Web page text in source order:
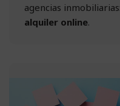
agencias inmobiliarias:
alquiler online.